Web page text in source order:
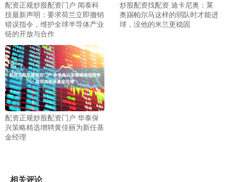
配资正规炒股配资门户 闻泰科
技最新声明：要求荷兰立即撤销
错误指令，维护全球半导体产业
链的开放与合作
炒股配资找配资 迪卡尼奥：莱
奥踢帕尔马这样的弱队时才能进
球，没他的米兰更稳固
配资正规炒股配资门户 华泰保
兴策略精选增聘黄佳丽为新任基
金经理
相关评论